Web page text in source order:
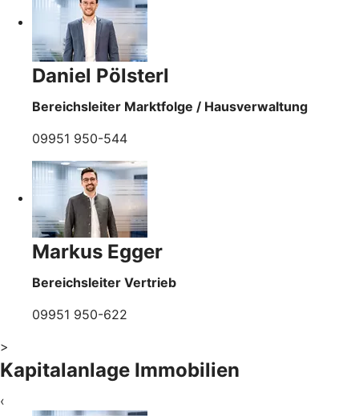
Daniel Pölsterl
Bereichsleiter Marktfolge / Hausverwaltung
09951 950-544
Markus Egger
Bereichsleiter Vertrieb
09951 950-622
>
Kapitalanlage Immobilien
‹